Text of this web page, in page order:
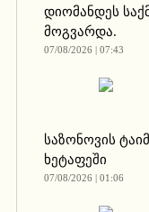
დიომანდეს
მოგვარდა.
07/08/2026 | 07:43
საზონოვის
ხეტაფეში
07/08/2026 | 01:06